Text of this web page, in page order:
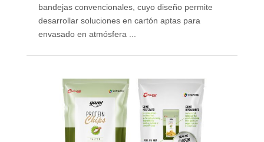
bandejas convencionales, cuyo diseño permite
desarrollar soluciones en cartón aptas para
envasado en atmósfera ...